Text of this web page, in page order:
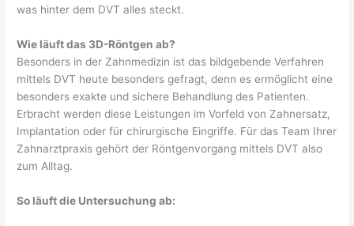
was hinter dem DVT alles steckt.
Wie läuft das 3D-Röntgen ab?
Besonders in der Zahnmedizin ist das bildgebende Verfahren
mittels DVT heute besonders gefragt, denn es ermöglicht eine
besonders exakte und sichere Behandlung des Patienten.
Erbracht werden diese Leistungen im Vorfeld von Zahnersatz,
Implantation oder für chirurgische Eingriffe. Für das Team Ihrer
Zahnarztpraxis gehört der Röntgenvorgang mittels DVT also
zum Alltag.
So läuft die Untersuchung ab: